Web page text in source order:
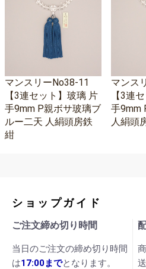
マンスリーNo38-11
【3連セット】玻璃 片
手9mm P親ボサ玻璃ブ
ルー二天 人絹頭房鉄
紺
マンス
【3連
手9mm
人絹頭
ショップガイド
ご注文締め切り時間
当日のご注文の締め切り時間
は17:00までとなります。